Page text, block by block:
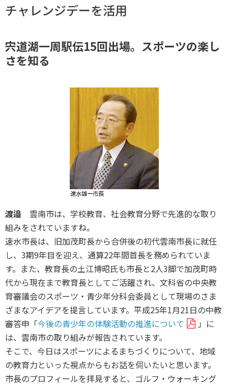
Sport Topics
スポーツ辞典
SSF BOOKS
チャレンジデーを活用
宍道湖一周駅伝15回出場。スポーツの楽し
さを知る
渡邉 雲南市は、学校教育、社会教育分野で先進的な取り
組みをされていますね。
速水市長は、旧加茂町長から合併後の初代雲南市長に就任
し、3期9年目を迎え、通算22年間首長を務められていま
す。また、教育長の土江博昭氏も市長と2人3脚で加茂町時
代から現在まで教育長としてご活躍され、文科省の中央教
育審議会のスポーツ・青少年分科会委員として現場のさま
ざまなアイデアを提言しています。平成25年1月21日の中教
審答申「今後の青少年の体験活動の推進について
」に
は、雲南市の取り組みが報告されています。
そこで、今日はスポーツによるまちづくりについて、地域
の教育力といった視点からもお話を伺いたいと思います。
市長のプロフィールを拝見すると、ゴルフ・ウォーキング